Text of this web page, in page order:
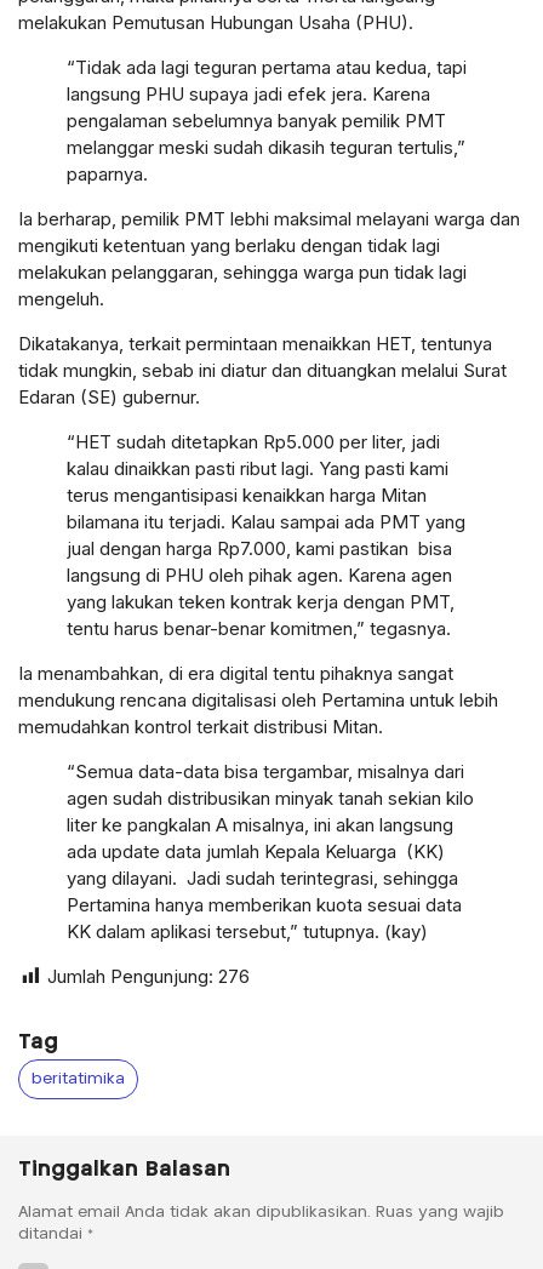
melakukan Pemutusan Hubungan Usaha (PHU).
“Tidak ada lagi teguran pertama atau kedua, tapi
langsung PHU supaya jadi efek jera. Karena
pengalaman sebelumnya banyak pemilik PMT
melanggar meski sudah dikasih teguran tertulis,”
paparnya.
Ia berharap, pemilik PMT lebhi maksimal melayani warga dan
mengikuti ketentuan yang berlaku dengan tidak lagi
melakukan pelanggaran, sehingga warga pun tidak lagi
mengeluh.
Dikatakanya, terkait permintaan menaikkan HET, tentunya
tidak mungkin, sebab ini diatur dan dituangkan melalui Surat
Edaran (SE) gubernur.
“HET sudah ditetapkan Rp5.000 per liter, jadi
kalau dinaikkan pasti ribut lagi. Yang pasti kami
terus mengantisipasi kenaikkan harga Mitan
bilamana itu terjadi. Kalau sampai ada PMT yang
jual dengan harga Rp7.000, kami pastikan bisa
langsung di PHU oleh pihak agen. Karena agen
yang lakukan teken kontrak kerja dengan PMT,
tentu harus benar-benar komitmen,” tegasnya.
Ia menambahkan, di era digital tentu pihaknya sangat
mendukung rencana digitalisasi oleh Pertamina untuk lebih
memudahkan kontrol terkait distribusi Mitan.
“Semua data-data bisa tergambar, misalnya dari
agen sudah distribusikan minyak tanah sekian kilo
liter ke pangkalan A misalnya, ini akan langsung
ada update data jumlah Kepala Keluarga (KK)
yang dilayani. Jadi sudah terintegrasi, sehingga
Pertamina hanya memberikan kuota sesuai data
KK dalam aplikasi tersebut,” tutupnya. (kay)
Jumlah Pengunjung: 276
Tag
beritatimika
Tinggalkan Balasan
Alamat email Anda tidak akan dipublikasikan. Ruas yang wajib
ditandai *